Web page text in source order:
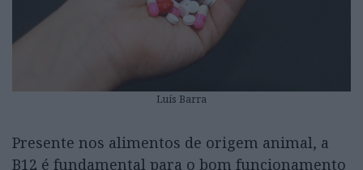
Luís Barra
Presente nos alimentos de origem animal, a
B12 é fundamental para o bom funcionamento